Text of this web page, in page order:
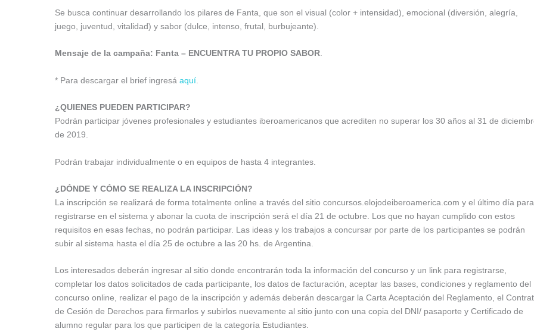
Se busca continuar desarrollando los pilares de Fanta, que son el visual (color + intensidad), emocional (diversión, alegría,
juego, juventud, vitalidad) y sabor (dulce, intenso, frutal, burbujeante).
Mensaje de la campaña: Fanta – ENCUENTRA TU PROPIO SABOR.
* Para descargar el brief ingresá aquí
¿QUIENES PUEDEN PARTICIPAR?
Podrán participar jóvenes profesionales y estudiantes iberoamericanos que acrediten no superar los 30 años al 31 de
de 2019.
Podrán trabajar individualmente o en equipos de hasta 4 integrantes.
¿DÓNDE Y CÓMO SE REALIZA LA INSCRIPCIÓN?
La inscripción se realizará de forma totalmente online a través del sitio concursos.elojodeiberoamerica.com y el último día para
registrarse en el sistema y abonar la cuota de inscripción será el día 21 de octubre. Los que no hayan cumplido con estos
requisitos en esas fechas, no podrán participar. Las ideas y los trabajos a concursar por parte de los participantes se podrán
subir al sistema hasta el día 25 de octubre a las 20 hs. de Argentina.
Los interesados deberán ingresar al sitio donde encontrarán toda la información del concurso y un link para registrarse,
completar los datos solicitados de cada participante, los datos de facturación, aceptar las bases, condiciones y reglamento del
concurso online, realizar el pago de la inscripción y además deberán descargar la Carta Aceptación del Reglamento, el
de Cesión de Derechos para firmarlos y subirlos nuevamente al sitio junto con una copia del DNI/ pasaporte y Certificado de
alumno regular para los que participen de la categoría Estudiantes.